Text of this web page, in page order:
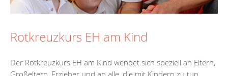
Rotkreuzkurs EH am Kind
Der Rotkreuzkurs EH am Kind wendet sich speziell an Eltern,